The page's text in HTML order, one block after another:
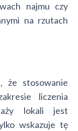
najmu czy
na rzutach
że stosowanie
liczenia
lokali jest
wskazuje tę